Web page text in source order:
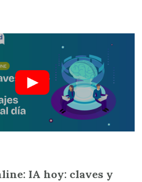
IA hoy: claves y